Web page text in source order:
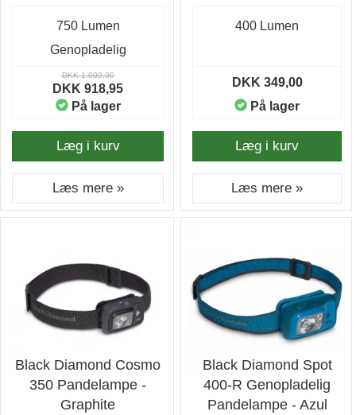
750 Lumen
Genopladelig
DKK 1.009,00
DKK 918,95
På lager
Læg i kurv
Læs mere »
400 Lumen
DKK 349,00
På lager
Læg i kurv
Læs mere »
Black Diamond Cosmo
350 Pandelampe -
Graphite
Black Diamond Spot
400-R Genopladelig
Pandelampe - Azul